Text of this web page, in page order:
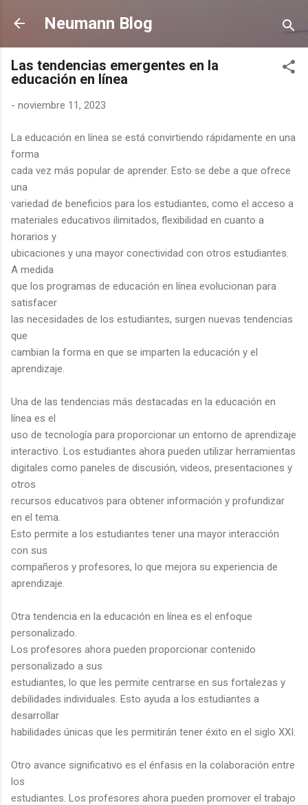
Ir al contenido principal
Neumann Blog
Las tendencias emergentes en la
educación en línea
- noviembre 11, 2023
La educación en línea se está convirtiendo rápidamente en una
forma
cada vez más popular de aprender. Esto se debe a que ofrece
una
variedad de beneficios para los estudiantes, como el acceso a
materiales educativos ilimitados, flexibilidad en cuanto a
horarios y
ubicaciones y una mayor conectividad con otros estudiantes.
A medida
que los programas de educación en línea evolucionan para
satisfacer
las necesidades de los estudiantes, surgen nuevas tendencias
que
cambian la forma en que se imparten la educación y el
aprendizaje.
Una de las tendencias más destacadas en la educación en
línea es el
uso de tecnología para proporcionar un entorno de aprendizaje
interactivo. Los estudiantes ahora pueden utilizar herramientas
digitales como paneles de discusión, videos, presentaciones y
otros
recursos educativos para obtener información y profundizar
en el tema.
Esto permite a los estudiantes tener una mayor interacción
con sus
compañeros y profesores, lo que mejora su experiencia de
aprendizaje.
Otra tendencia en la educación en línea es el enfoque
personalizado.
Los profesores ahora pueden proporcionar contenido
personalizado a sus
estudiantes, lo que les permite centrarse en sus fortalezas y
debilidades individuales. Esto ayuda a los estudiantes a
desarrollar
habilidades únicas que les permitirán tener éxito en el siglo XXI.
Otro avance significativo es el énfasis en la colaboración entre
los
estudiantes. Los profesores ahora pueden promover el trabajo